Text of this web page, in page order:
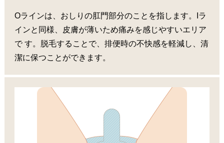
Oラインは、おしりの肛門部分のことを指します。Iラ
インと同様、皮膚が薄いため痛みを感じやすいエリア
で す。脱毛することで、排便時の不快感を軽減し、清
潔に保つことができます。